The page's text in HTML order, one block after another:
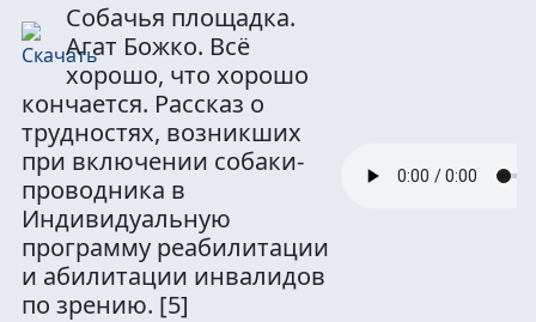
Собачья площадка.
Агат Божко. Всё
хорошо, что хорошо
кончается. Рассказ о
трудностях, возникших
при включении собаки-
проводника в
Индивидуальную
программу реабилитации
и абилитации инвалидов
по зрению. [5]